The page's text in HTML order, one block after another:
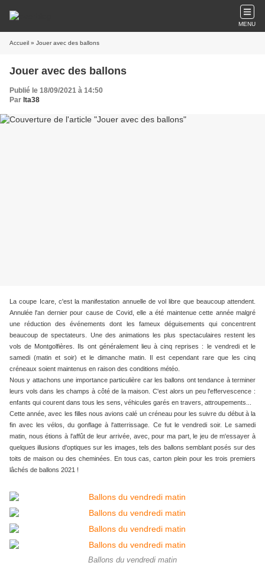
MENU
Accueil » Jouer avec des ballons
Jouer avec des ballons
Publié le 18/09/2021 à 14:50
Par lta38
La coupe Icare, c'est la manifestation annuelle de vol libre que beaucoup attendent.
Annulée l'an dernier pour cause de Covid, elle a été maintenue cette année malgré
une réduction des événements dont les fameux déguisements qui concentrent
beaucoup de spectateurs. Une des animations les plus spectaculaires restent les
vols de Montgolfières. Ils ont généralement lieu à cinq reprises : le vendredi et le
samedi (matin et soir) et le dimanche matin. Il est cependant rare que les cinq
créneaux soient maintenus en raison des conditions météo.
Nous y attachons une importance particulière car les ballons ont tendance à terminer
leurs vols dans les champs à côté de la maison. C'est alors un peu l'effervescence :
enfants qui courent dans tous les sens, véhicules garés en travers, attroupements...
Cette année, avec les filles nous avions calé un créneau pour les suivre du début à la
fin avec les vélos, du gonflage à l'atterrissage. Ce fut le vendredi soir. Le samedi
matin, nous étions à l'affût de leur arrivée, avec, pour ma part, le jeu de m'essayer à
quelques illusions d'optiques sur les images, tels des ballons semblant posés sur des
toits de maison ou des cheminées. En tous cas, carton plein pour les trois premiers
lâchés de ballons 2021 !
Ballons du vendredi matin